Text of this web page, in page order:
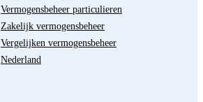
Vermogensbeheer particulieren
Zakelijk vermogensbeheer
Vergelijken vermogensbeheer
Nederland